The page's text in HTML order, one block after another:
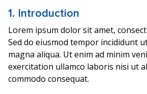
1. Introduction
Lorem ipsum dolor sit amet,
Sed do eiusmod tempor incididunt
magna aliqua. Ut enim ad minim
exercitation ullamco laboris nisi ut
commodo consequat.